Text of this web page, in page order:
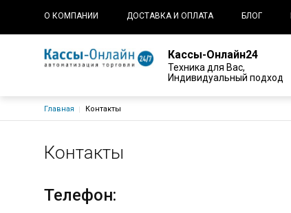
Основная навигация
О КОМПАНИИ ДОСТАВКА И ОПЛАТА БЛОГ
Кассы-Онлайн24
Техника для Вас,
Индивидуальный подход
Строка навигации
Главная Контакты
Контакты
Телефон: